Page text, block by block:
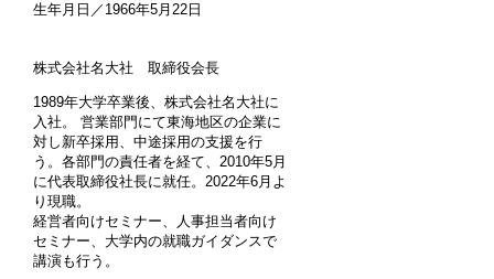
生年月日／1966年5月22日
株式会社名大社 取締役会長
1989年大学卒業後、株式会社名大社に
入社。 営業部門にて東海地区の企業に
対し新卒採用、中途採用の支援を行
う。各部門の責任者を経て、2010年5月
に代表取締役社長に就任。2022年6月よ
り現職。
経営者向けセミナー、人事担当者向け
セミナー、大学内の就職ガイダンスで
講演も行う。